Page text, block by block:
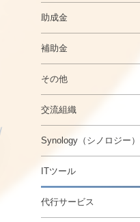
助成金
補助金
その他
交流組織
Synology（シノロジー）
ITツール
代行サービス